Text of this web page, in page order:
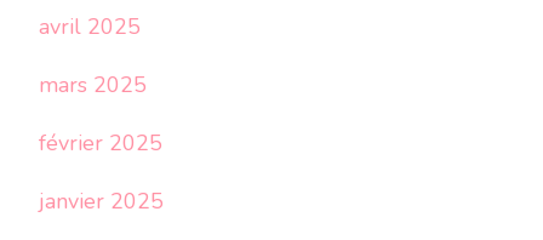
avril 2025
mars 2025
février 2025
janvier 2025